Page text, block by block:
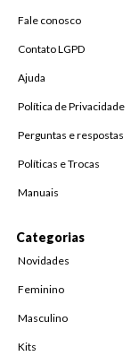
Fale conosco
Contato LGPD
Ajuda
Política de Privacidade
Perguntas e respostas
Políticas e Trocas
Manuais
Categorias
Novidades
Feminino
Masculino
Kits